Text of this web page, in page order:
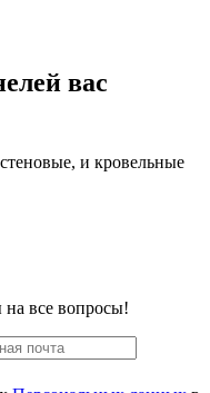
вас
и кровельные
на все вопросы!